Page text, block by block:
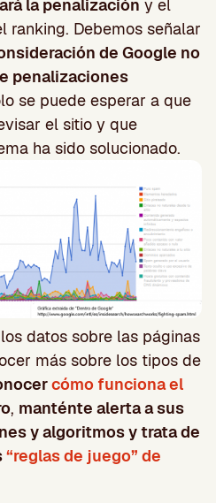
la penalización y el
ranking. Debemos señalar
de Google no
penalizaciones
se puede esperar a que
el sitio y que
ha sido solucionado.
datos sobre las páginas
más sobre los tipos de
cómo funciona el
, manténte alerta a sus
y algoritmos y trata de
“reglas de juego” de